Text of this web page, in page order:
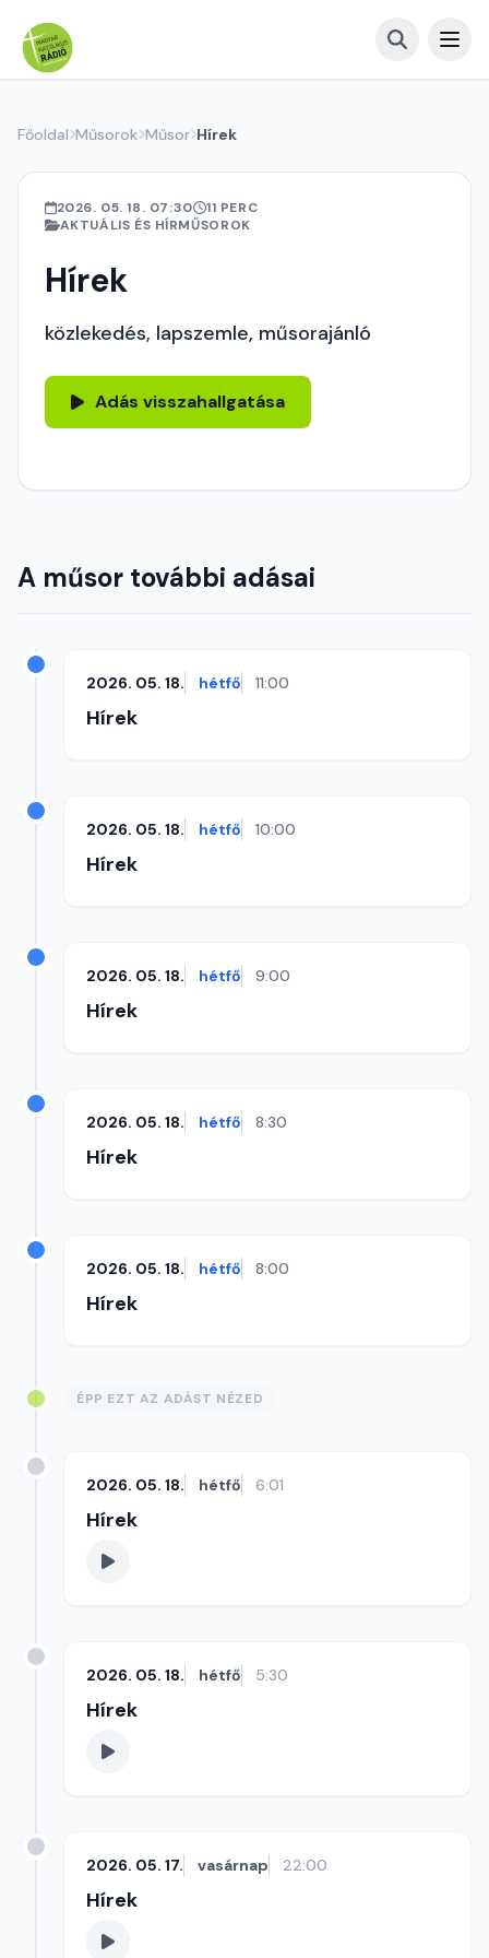
Főoldal Műsorok Műsor Hírek
2026. 05. 18. 07:30
11 PERC
AKTUÁLIS ÉS HÍRMŰSOROK
Hírek
közlekedés, lapszemle, műsorajánló
Adás visszahallgatása
A műsor további adásai
2026. 05. 18. hétfő 11:00
Hírek
2026. 05. 18. hétfő 10:00
Hírek
2026. 05. 18. hétfő 9:00
Hírek
2026. 05. 18. hétfő 8:30
Hírek
2026. 05. 18. hétfő 8:00
Hírek
ÉPP EZT AZ ADÁST NÉZED
2026. 05. 18. hétfő 6:01
Hírek
2026. 05. 18. hétfő 5:30
Hírek
2026. 05. 17. vasárnap 22:00
Hírek